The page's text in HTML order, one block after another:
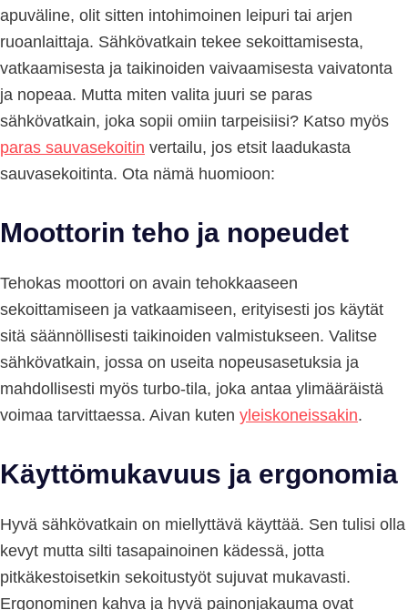
apuväline, olit sitten intohimoinen leipuri tai arjen
ruoanlaittaja. Sähkövatkain tekee sekoittamisesta,
vatkaamisesta ja taikinoiden vaivaamisesta vaivatonta
ja nopeaa. Mutta miten valita juuri se paras
sähkövatkain, joka sopii omiin tarpeisiisi? Katso myös
paras sauvasekoitin vertailu, jos etsit laadukasta
sauvasekoitinta. Ota nämä huomioon:
Moottorin teho ja nopeudet
Tehokas moottori on avain tehokkaaseen
sekoittamiseen ja vatkaamiseen, erityisesti jos käytät
sitä säännöllisesti taikinoiden valmistukseen. Valitse
sähkövatkain, jossa on useita nopeusasetuksia ja
mahdollisesti myös turbo-tila, joka antaa ylimääräistä
voimaa tarvittaessa. Aivan kuten yleiskoneissakin.
Käyttömukavuus ja ergonomia
Hyvä sähkövatkain on miellyttävä käyttää. Sen tulisi olla
kevyt mutta silti tasapainoinen kädessä, jotta
pitkäkestoisetkin sekoitustyöt sujuvat mukavasti.
Ergonominen kahva ja hyvä painonjakauma ovat